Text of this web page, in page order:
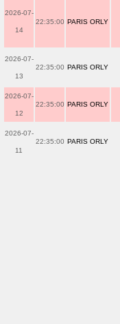
2026-07-
14
22:35:00 PARIS ORLY
2026-07-
13
22:35:00 PARIS ORLY
2026-07-
12
22:35:00 PARIS ORLY
2026-07-
11
22:35:00 PARIS ORLY